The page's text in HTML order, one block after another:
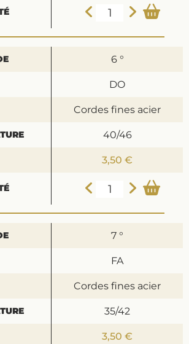
6 °
DO
Cordes fines acier
40/46
3,50 €
7 °
FA
Cordes fines acier
35/42
3,50 €